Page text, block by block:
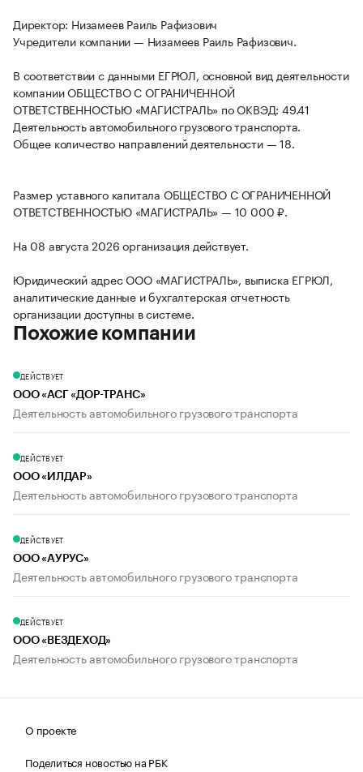
Директор: Низамеев Раиль Рафизович
Учредители компании — Низамеев Раиль Рафизович.
В соответствии с данными ЕГРЮЛ, основной вид деятельности
компании ОБЩЕСТВО С ОГРАНИЧЕННОЙ
ОТВЕТСТВЕННОСТЬЮ «МАГИСТРАЛЬ» по ОКВЭД: 49.41
Деятельность автомобильного грузового транспорта.
Общее количество направлений деятельности — 18.
Размер уставного капитала ОБЩЕСТВО С ОГРАНИЧЕННОЙ
ОТВЕТСТВЕННОСТЬЮ «МАГИСТРАЛЬ» — 10 000 ₽.
На 08 августа 2026 организация действует.
Юридический адрес ООО «МАГИСТРАЛЬ», выписка ЕГРЮЛ,
аналитические данные и бухгалтерская отчетность
организации доступны в системе.
Похожие компании
ДЕЙСТВУЕТ
ООО «АСГ «ДОР-ТРАНС»
Деятельность автомобильного грузового транспорта
ДЕЙСТВУЕТ
ООО «ИЛДАР»
Деятельность автомобильного грузового транспорта
ДЕЙСТВУЕТ
ООО «АУРУС»
Деятельность автомобильного грузового транспорта
ДЕЙСТВУЕТ
ООО «ВЕЗДЕХОД»
Деятельность автомобильного грузового транспорта
О проекте
Поделиться новостью на РБК